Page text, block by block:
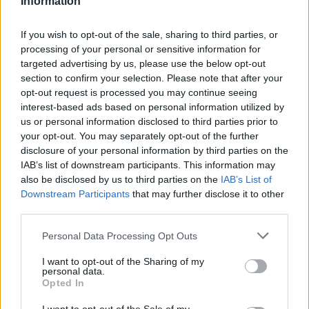
If you wish to opt-out of the sale, sharing to third parties, or
processing of your personal or sensitive information for
targeted advertising by us, please use the below opt-out
section to confirm your selection. Please note that after your
opt-out request is processed you may continue seeing
interest-based ads based on personal information utilized by
us or personal information disclosed to third parties prior to
your opt-out. You may separately opt-out of the further
disclosure of your personal information by third parties on the
IAB’s list of downstream participants. This information may
also be disclosed by us to third parties on the IAB’s List of
Downstream Participants that may further disclose it to other
Personal Data Processing Opt Outs
I want to opt-out of the Sharing of my
personal data.
Opted In
innanzitutto mappare i bisogni attraverso lo strumento
dell’anagrafe dell’edilizia scolastica, programmare gli interventi
secondo una scala di priorità a partire dall’efficientamento
energetico e dalla messa in sicurezza, sostenere le strutture
tecniche delle amministrazioni che sono più indietro nel
reperimento dei fondi e nella capacità progettuale, semplificare le
linee di finanziamento, il loro accesso e la loro gestione per
ridurre il divario esistente tra i progetti finanziati e quelli conclusi e
conseguentemente, tra gli importi stanziati e quelli rimborsati agli
enti locali. Solo così i fondi a disposizione potranno incidere in
qualità degli edifici e dei servizi scolastici tra nord, centro,
sud e isole, l’eccessiva concentrazione di studenti in spazi
non adeguati al benessere e alla didattica, la necessità di